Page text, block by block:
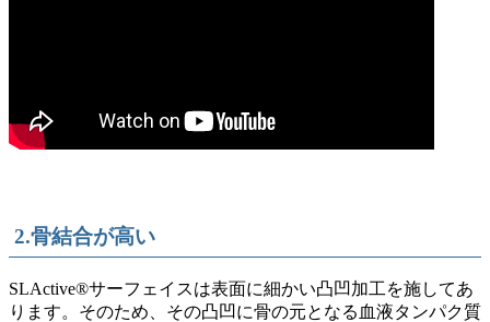
2.骨結合が高い
SLActive®サーフェイスは表面に細かい凸凹加工を施してあ
ります。そのため、その凸凹に骨の元となる血液タンパク質